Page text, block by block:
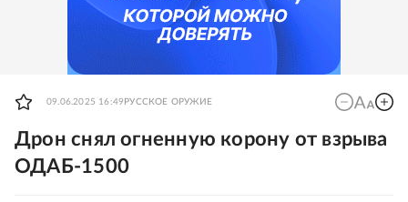
09.06.2025 16:49 РУССКОЕ ОРУЖИЕ
Дрон снял огненную корону от взрыва
ОДАБ-1500